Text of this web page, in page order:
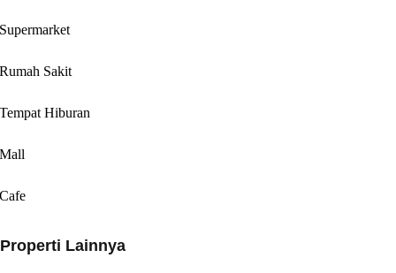
Supermarket
Rumah Sakit
Tempat Hiburan
Mall
Cafe
Properti Lainnya